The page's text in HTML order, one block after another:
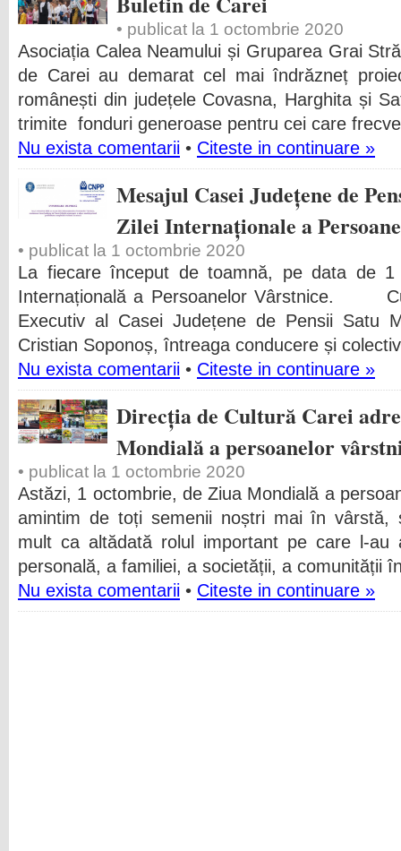
• publicat la 1 octombrie 2020
Asociația Calea Neamului și Gruparea Grai
de Carei au demarat cel mai îndrăzneț
românești din județele Covasna, Harghita și
trimite fonduri generoase pentru cei care
Nu exista comentarii • Citeste in continuare »
Mesajul Casei Județene de
Zilei Internaționale a
• publicat la 1 octombrie 2020
La fiecare început de toamnă, pe data de 1
Internațională a Persoanelor Vârstnice.
Executiv al Casei Județene de Pensii Satu
Cristian Soponoș, întreaga conducere și
Nu exista comentarii • Citeste in continuare »
Direcția de Cultură Carei
Mondială a persoanelor
• publicat la 1 octombrie 2020
Astăzi, 1 octombrie, de Ziua Mondială a
amintim de toți semenii noștri mai în vârstă,
mult ca altădată rolul important pe care l-au
personală, a familiei, a societății, a comunității
Nu exista comentarii • Citeste in continuare »